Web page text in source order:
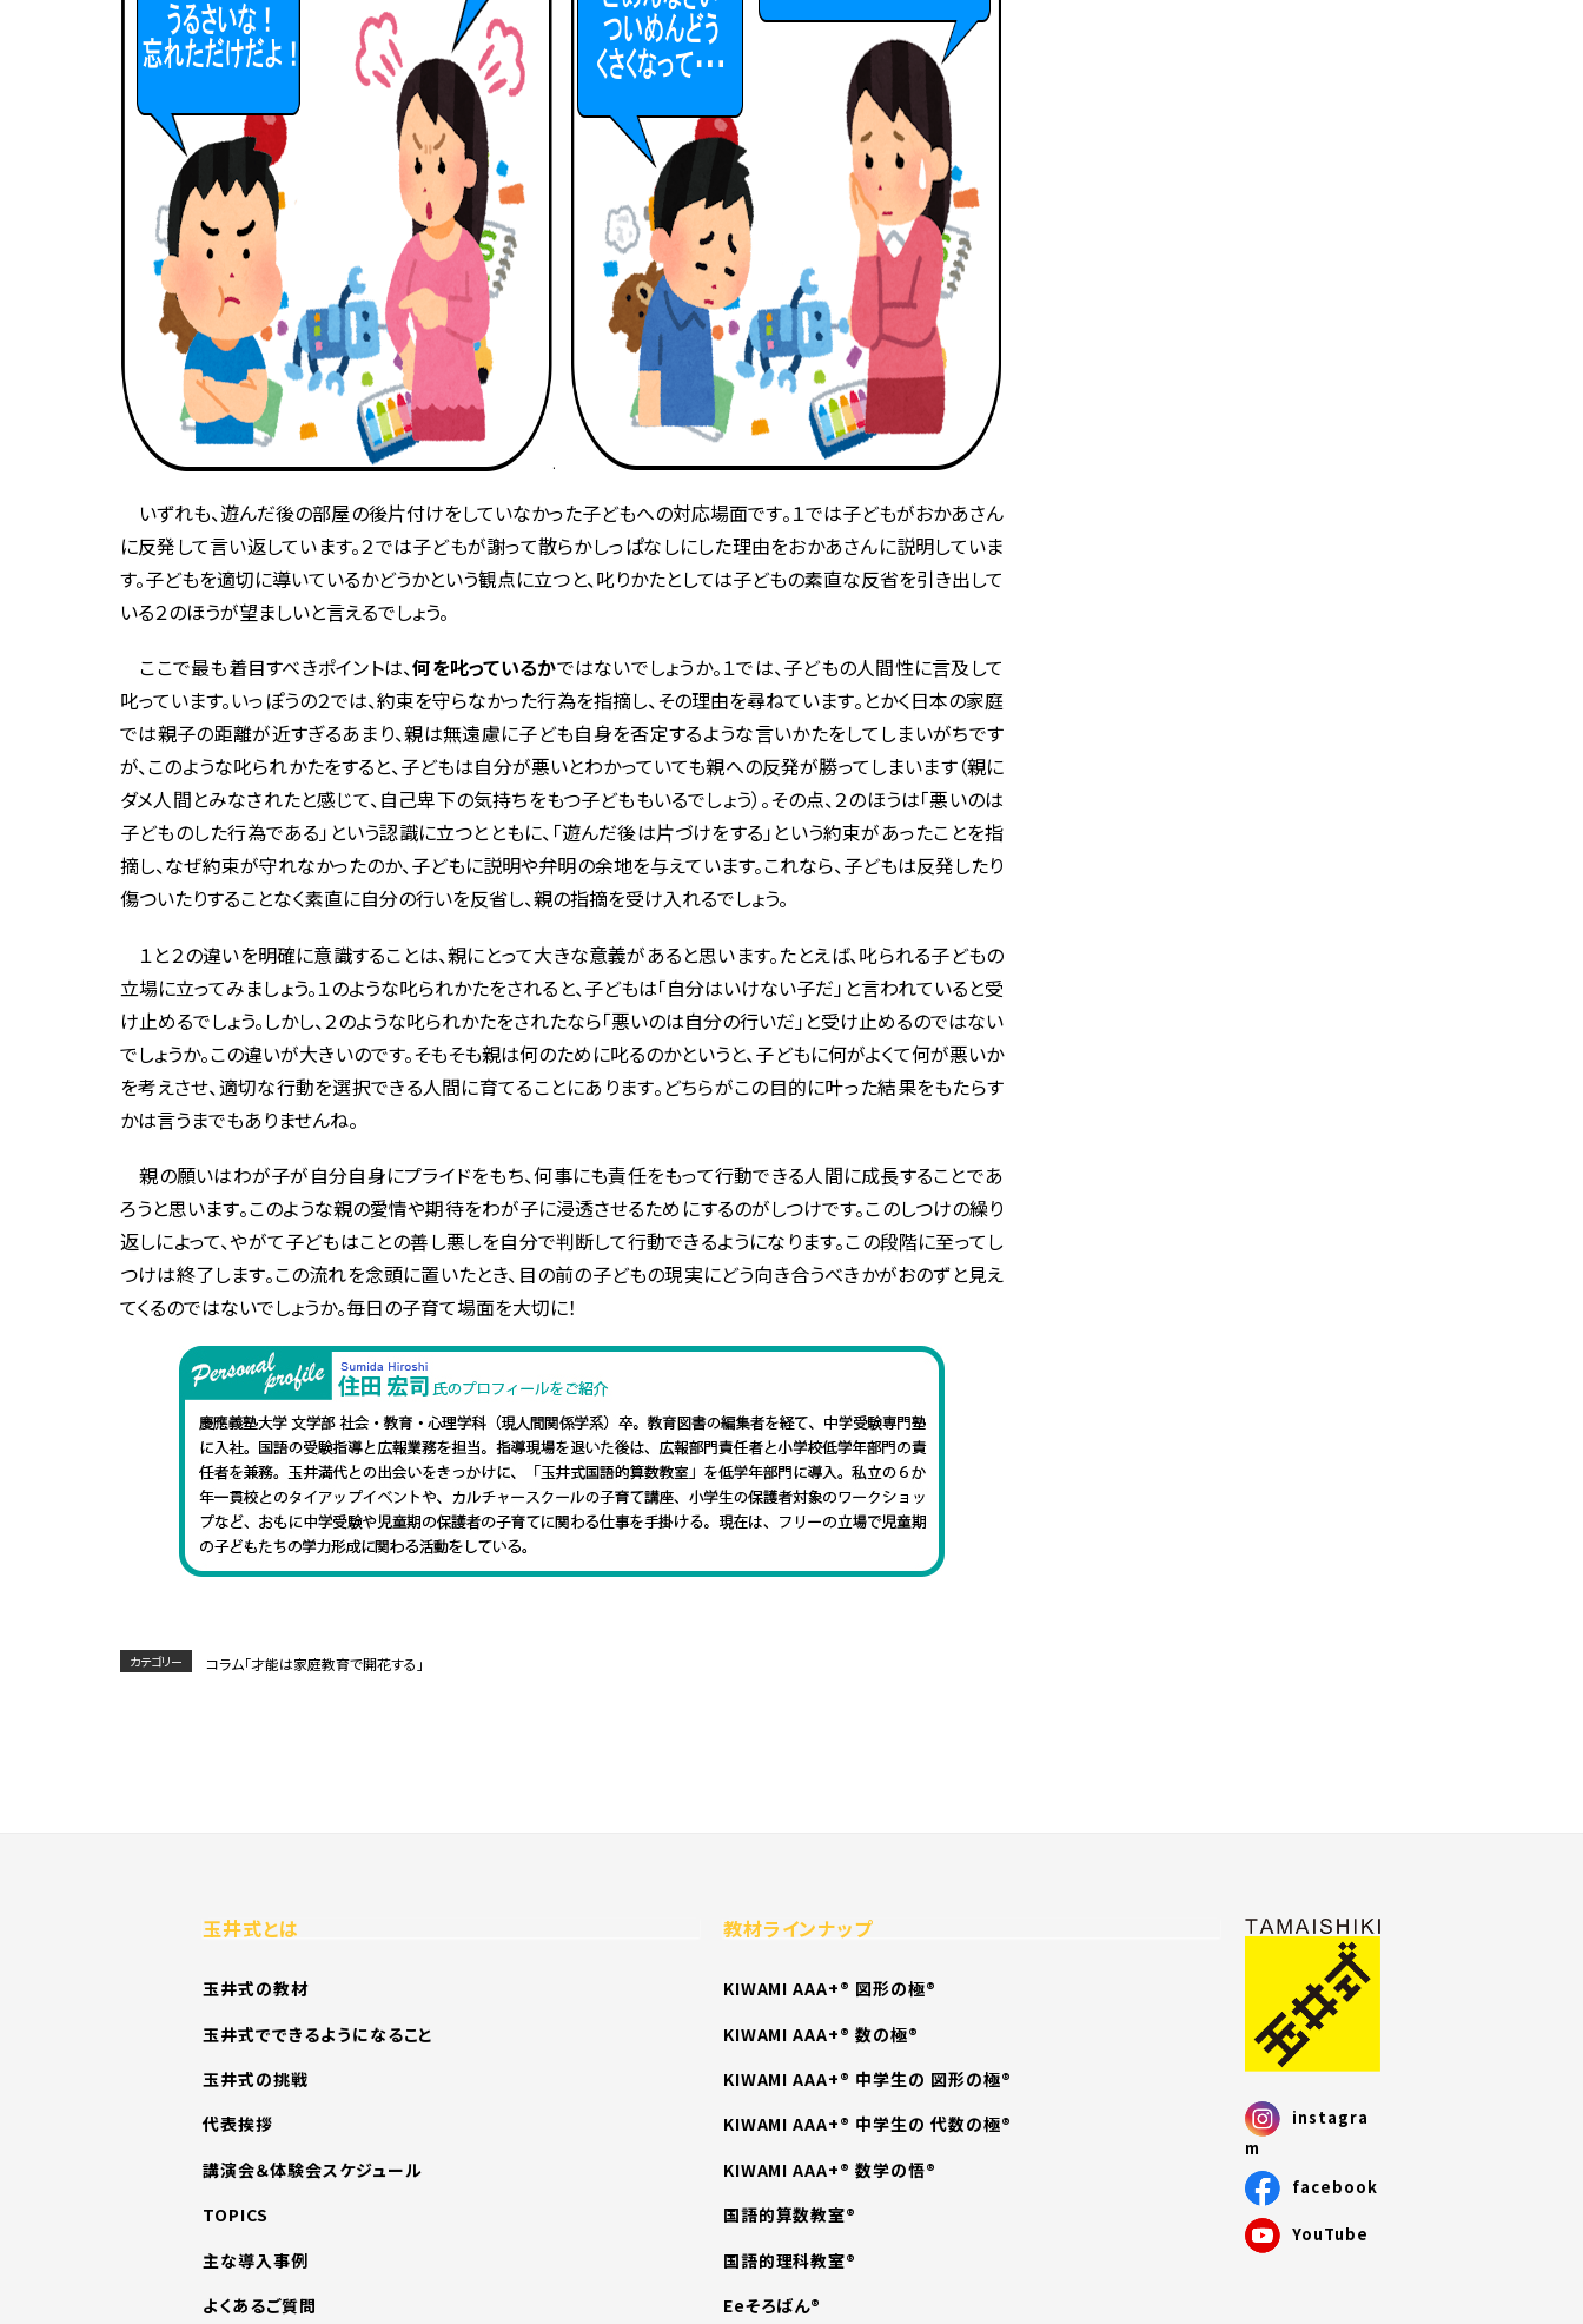
いずれも、遊んだ後の部屋の後片付けをしていなかった子どもへの対応場面です。１では子どもがおかあさん
に反発して言い返しています。２では子どもが謝って散らかしっぱなしにした理由をおかあさんに説明していま
す。子どもを適切に導いているかどうかという観点に立つと、叱りかたとしては子どもの素直な反省を引き出して
いる２のほうが望ましいと言えるでしょう。
ここで最も着目すべきポイントは、何を叱っているかではないでしょうか。１では、子どもの人間性に言及して
叱っています。いっぽうの２では、約束を守らなかった行為を指摘し、その理由を尋ねています。とかく日本の家庭
では親子の距離が近すぎるあまり、親は無遠慮に子ども自身を否定するような言いかたをしてしまいがちです
が、このような叱られかたをすると、子どもは自分が悪いとわかっていても親への反発が勝ってしまいます（親に
ダメ人間とみなされたと感じて、自己卑下の気持ちをもつ子どももいるでしょう）。その点、２のほうは「悪いのは
子どものした行為である」という認識に立つとともに、「遊んだ後は片づけをする」という約束があったことを指
摘し、なぜ約束が守れなかったのか、子どもに説明や弁明の余地を与えています。これなら、子どもは反発したり
傷ついたりすることなく素直に自分の行いを反省し、親の指摘を受け入れるでしょう。
１と２の違いを明確に意識することは、親にとって大きな意義があると思います。たとえば、叱られる子どもの
立場に立ってみましょう。１のような叱られかたをされると、子どもは「自分はいけない子だ」と言われていると受
け止めるでしょう。しかし、２のような叱られかたをされたなら「悪いのは自分の行いだ」と受け止めるのではない
でしょうか。この違いが大きいのです。そもそも親は何のために叱るのかというと、子どもに何がよくて何が悪いか
を考えさせ、適切な行動を選択できる人間に育てることにあります。どちらがこの目的に叶った結果をもたらす
かは言うまでもありませんね。
親の願いはわが子が自分自身にプライドをもち、何事にも責任をもって行動できる人間に成長することであ
ろうと思います。このような親の愛情や期待をわが子に浸透させるためにするのがしつけです。このしつけの繰り
返しによって、やがて子どもはことの善し悪しを自分で判断して行動できるようになります。この段階に至ってし
つけは終了します。この流れを念頭に置いたとき、目の前の子どもの現実にどう向き合うべきかがおのずと見え
てくるのではないでしょうか。毎日の子育て場面を大切に！
カテゴリー コラム「才能は家庭教育で開花する」
玉井式とは
玉井式の教材
玉井式でできるようになること
玉井式の挑戦
代表挨拶
講演会＆体験会スケジュール
TOPICS
主な導入事例
よくあるご質問
教材ラインナップ
KIWAMI AAA+® 図形の極®
KIWAMI AAA+® 数の極®
KIWAMI AAA+® 中学生の 図形の極®
KIWAMI AAA+® 中学生の 代数の極®
KIWAMI AAA+® 数学の悟®
国語的算数教室®
国語的理科教室®
Eeそろばん®
instagra
m
facebook
YouTube